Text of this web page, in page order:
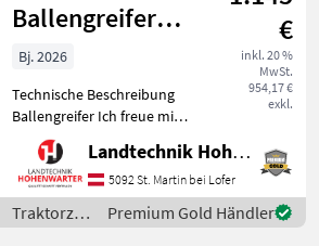
Ballengreifer
verschiedene
Aufnahmen (255
€
inkl. 20 %
MwSt.
954,17 €
exkl.
Bj. 2026
Technische Beschreibung
Ballengreifer Ich freue mich,
Ihnen im
Maschinenzentrum St.
Martin die Ballengreifer
ausführlich vorzustellen
und gegebenenfalls
Landtechnik Hohenwarter GmbH
5092 St. Martin bei Lofer
Traktorzubehör
/ Stekro
Premium Gold Händler